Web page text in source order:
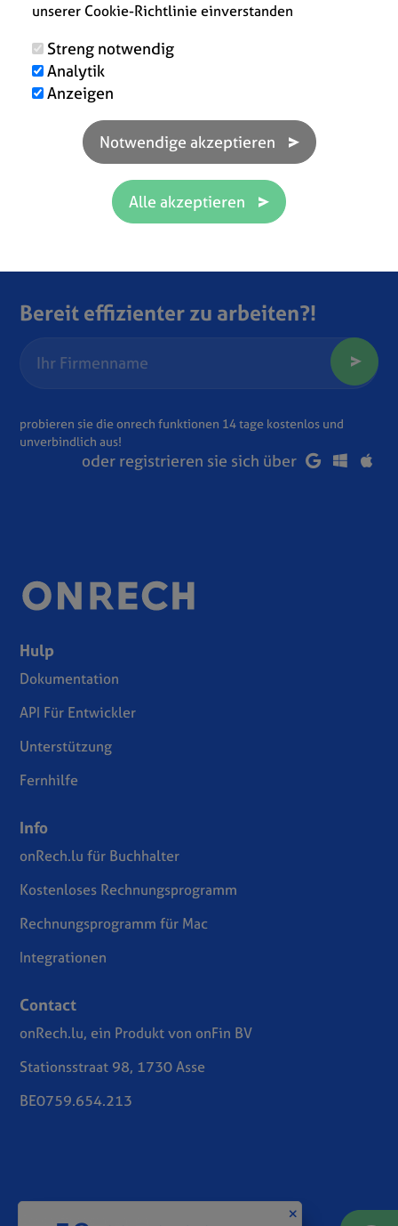
Bereit effizienter zu arbeiten?!
probieren sie die onrech funktionen 14 tage kostenlos und
unverbindlich aus!
oder registrieren sie sich über
Hulp
Dokumentation
API Für Entwickler
Unterstützung
Fernhilfe
Info
onRech.lu für Buchhalter
Kostenloses Rechnungsprogramm
Rechnungsprogramm für Mac
Integrationen
Contact
onRech.lu, ein Produkt von onFin BV
Stationsstraat 98, 1730 Asse
BE0759.654.213
Geschäftsbedingungen
unserer Cookie-Richtlinie einverstanden
Streng notwendig
Analytik
Anzeigen